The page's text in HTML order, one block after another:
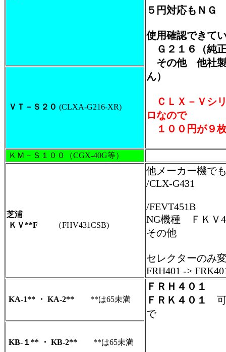
５円対応もＮＧ
使用確認できて
Ｇ２１６（
その他 他社製
ん）
ＣＬＸ－Ｖシ
ロなので
１００円が９
ＶＴ－Ｓ２０ (CLXA-G216-XR)
ＫＭ－Ｓ１００（CGX-40G等）
芝浦
ＫＶ**F （FHV431CSB)
他メーカー機で
/CLX-G431
/FEVT451B
NG機種 ＦＫＶ
その他
セレクターのみ
FRH401 ->
KA-1** ・ KA-2** **は65未満
ＦＲＨ４０１
ＦＲＫ４０１
で
KB-１** ・ KB-2** **は65未満